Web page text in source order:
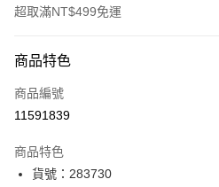
超取滿NT$499免運
icash Pay
信用卡一次付款
LINE Pay
商品特色
商品編號
11591839
商品特色
貨號：283730